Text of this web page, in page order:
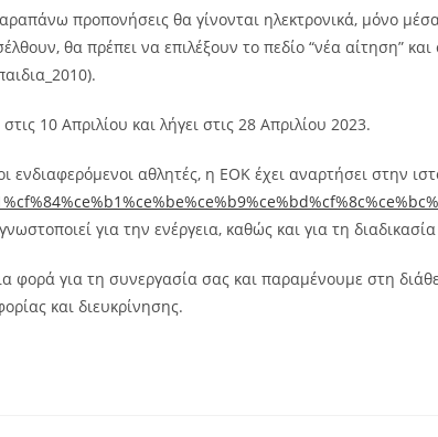
προπονήσεις θα γίνονται ηλεκτρονικά, μόνο
θα πρέπει να επιλέξουν το πεδίο “νέα αίτηση”
10 Απριλίου και λήγει στις 28 Απριλίου 2023.
ενδιαφερόμενοι αθλητές, η ΕΟΚ έχει αναρτήσει στην
για την ενέργεια, καθώς και για τη
φορά για τη συνεργασία σας και παραμένουμε στη
και διευκρίνησης.